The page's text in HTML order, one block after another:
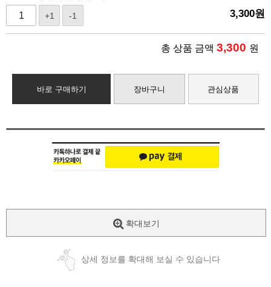
+1 -1 3,300원
총 상품 금액 3,300 원
바로 구매하기 장바구니 관심상품
확대보기
상세 정보를 확대해 보실 수 있습니다